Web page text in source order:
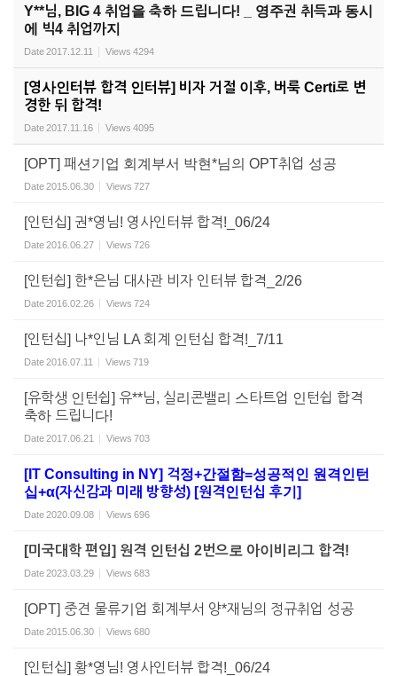
Y**님, BIG 4 취업을 축하 드립니다! _ 영주권 취득과 동시
에 빅4 취업까지
Date2017.12.11 Views 4294
[영사인터뷰 합격 인터뷰] 비자 거절 이후, 버룩 Certi로 변
경한 뒤 합격!
Date2017.11.16 Views 4095
[OPT] 패션기업 회계부서 박현*님의 OPT취업 성공
Date2015.06.30 Views 727
[인턴십] 권*영님! 영사인터뷰 합격!_06/24
Date2016.06.27 Views 726
[인턴쉽] 한*은님 대사관 비자 인터뷰 합격_2/26
Date2016.02.26 Views 724
[인턴십] 나*인님 LA 회계 인턴십 합격!_7/11
Date2016.07.11 Views 719
[유학생 인턴쉽] 유**님, 실리콘밸리 스타트업 인턴쉽 합격
축하 드립니다!
Date2017.06.21 Views 703
[IT Consulting in NY] 걱정+간절함=성공적인 원격인턴
십+α(자신감과 미래 방향성) [원격인턴십 후기]
Date2020.09.08 Views 696
[미국대학 편입] 원격 인턴십 2번으로 아이비리그 합격!
Date2023.03.29 Views 683
[OPT] 중견 물류기업 회계부서 양*재님의 정규취업 성공
Date2015.06.30 Views 680
[인턴십] 황*영님! 영사인터뷰 합격!_06/24